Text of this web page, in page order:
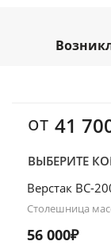
от 41
ВЫБЕРИТЕ
Верстак ВС-
Столешница
56 000₽